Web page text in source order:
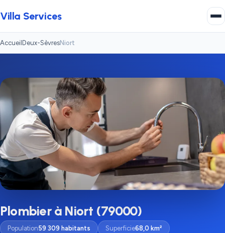
Villa Services
Accueil Deux-SèvresNiort
Plombier à Niort (79000)
Population59 309 habitants Superficie68,0 km²